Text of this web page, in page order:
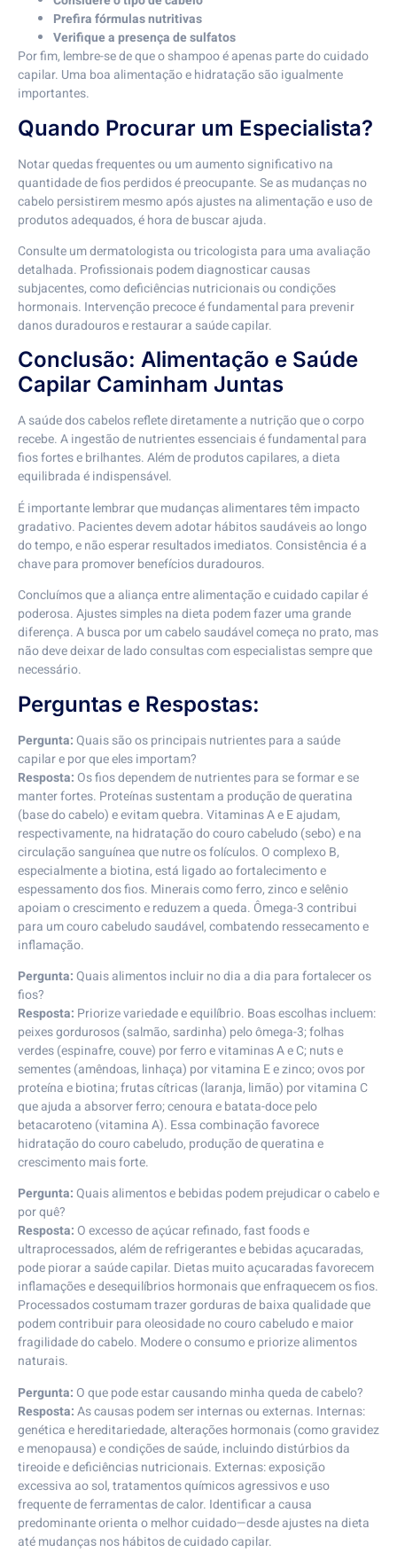
Prefira fórmulas nutritivas
Verifique a presença de sulfatos
Por fim, lembre-se de que o shampoo é apenas parte do cuidado
capilar. Uma boa alimentação e hidratação são igualmente
importantes.
Quando Procurar um Especialista?
Notar quedas frequentes ou um aumento significativo na
quantidade de fios perdidos é preocupante. Se as mudanças no
cabelo persistirem mesmo após ajustes na alimentação e uso de
produtos adequados, é hora de buscar ajuda.
Consulte um dermatologista ou tricologista para uma avaliação
detalhada. Profissionais podem diagnosticar causas
subjacentes, como deficiências nutricionais ou condições
hormonais. Intervenção precoce é fundamental para prevenir
danos duradouros e restaurar a saúde capilar.
Conclusão: Alimentação e Saúde
Capilar Caminham Juntas
A saúde dos cabelos reflete diretamente a nutrição que o corpo
recebe. A ingestão de nutrientes essenciais é fundamental para
fios fortes e brilhantes. Além de produtos capilares, a dieta
equilibrada é indispensável.
É importante lembrar que mudanças alimentares têm impacto
gradativo. Pacientes devem adotar hábitos saudáveis ao longo
do tempo, e não esperar resultados imediatos. Consistência é a
chave para promover benefícios duradouros.
Concluímos que a aliança entre alimentação e cuidado capilar é
poderosa. Ajustes simples na dieta podem fazer uma grande
diferença. A busca por um cabelo saudável começa no prato, mas
não deve deixar de lado consultas com especialistas sempre que
necessário.
Perguntas e Respostas:
Pergunta:Quais são os principais nutrientes para a saúde
capilar e por que eles importam?
Resposta: Os fios dependem de nutrientes para se formar e se
manter fortes. Proteínas sustentam a produção de queratina
(base do cabelo) e evitam quebra. Vitaminas A e E ajudam,
respectivamente, na hidratação do couro cabeludo (sebo) e na
circulação sanguínea que nutre os folículos. O complexo B,
especialmente a biotina, está ligado ao fortalecimento e
espessamento dos fios. Minerais como ferro, zinco e selênio
apoiam o crescimento e reduzem a queda. Ômega-3 contribui
para um couro cabeludo saudável, combatendo ressecamento e
inflamação.
Pergunta:Quais alimentos incluir no dia a dia para fortalecer os
fios?
Resposta: Priorize variedade e equilíbrio. Boas escolhas incluem:
peixes gordurosos (salmão, sardinha) pelo ômega-3; folhas
verdes (espinafre, couve) por ferro e vitaminas A e C; nuts e
sementes (amêndoas, linhaça) por vitamina E e zinco; ovos por
proteína e biotina; frutas cítricas (laranja, limão) por vitamina C
que ajuda a absorver ferro; cenoura e batata-doce pelo
betacaroteno (vitamina A). Essa combinação favorece
hidratação do couro cabeludo, produção de queratina e
crescimento mais forte.
Pergunta:Quais alimentos e bebidas podem prejudicar o cabelo e
por quê?
Resposta: O excesso de açúcar refinado, fast foods e
ultraprocessados, além de refrigerantes e bebidas açucaradas,
pode piorar a saúde capilar. Dietas muito açucaradas favorecem
inflamações e desequilíbrios hormonais que enfraquecem os fios.
Processados costumam trazer gorduras de baixa qualidade que
podem contribuir para oleosidade no couro cabeludo e maior
fragilidade do cabelo. Modere o consumo e priorize alimentos
naturais.
Pergunta: O que pode estar causando minha queda de cabelo?
Resposta:As causas podem ser internas ou externas. Internas:
genética e hereditariedade, alterações hormonais (como gravidez
e menopausa) e condições de saúde, incluindo distúrbios da
tireoide e deficiências nutricionais. Externas: exposição
excessiva ao sol, tratamentos químicos agressivos e uso
frequente de ferramentas de calor. Identificar a causa
predominante orienta o melhor cuidado—desde ajustes na dieta
até mudanças nos hábitos de cuidado capilar.